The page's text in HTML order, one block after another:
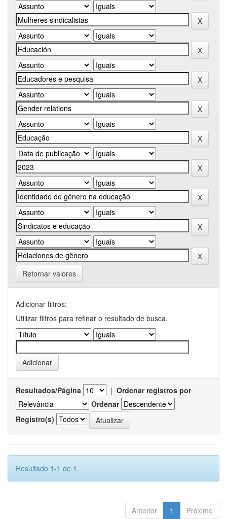
Retornar valores
Adicionar filtros:
Utilizar filtros para refinar o resultado de busca.
Resultados/Página | Ordenar registros por
Ordenar
Registro(s)
Resultado 1-1 de 1.
Anterior 1 Próximo